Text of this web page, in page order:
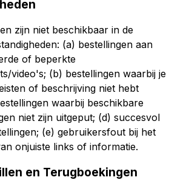
zijn niet beschikbaar in de
(a) bestellingen aan
of beperkte
video's; (b) bestellingen waarbij je
of beschrijving niet hebt
waarbij beschikbare
niet zijn uitgeput; (d) succesvol
(e) gebruikersfout bij het
onjuiste links of informatie.
en Terugboekingen